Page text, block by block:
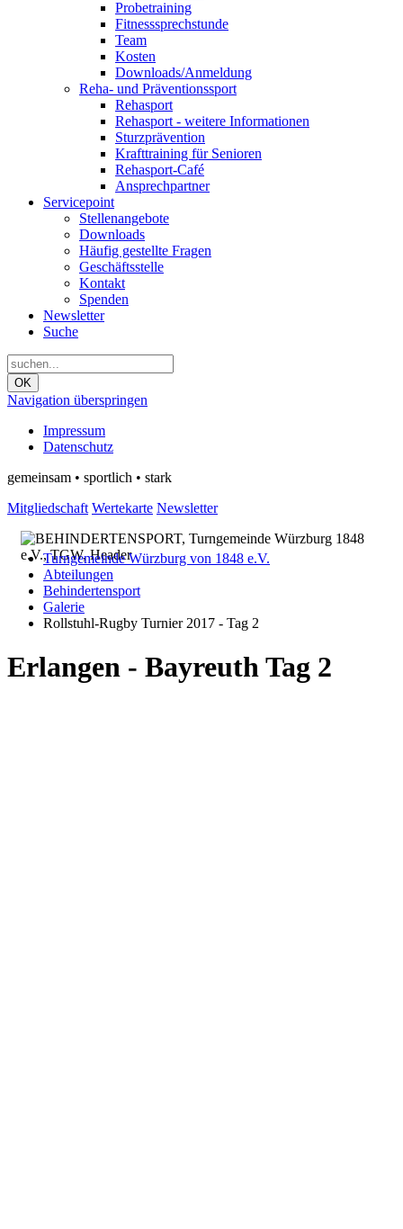
Probetraining
Fitnesssprechstunde
Team
Kosten
Downloads/Anmeldung
Reha- und Präventionssport
Rehasport
Rehasport - weitere Informationen
Sturzprävention
Krafttraining für Senioren
Rehasport-Café
Ansprechpartner
Servicepoint
Stellenangebote
Downloads
Häufig gestellte Fragen
Geschäftsstelle
Kontakt
Spenden
Newsletter
Suche
OK
Navigation überspringen
Impressum
Datenschutz
gemeinsam • sportlich • stark
Mitgliedschaft Wertekarte Newsletter
Turngemeinde Würzburg von 1848 e.V.
Abteilungen
Behindertensport
Galerie
Rollstuhl-Rugby Turnier 2017 - Tag 2
Erlangen - Bayreuth Tag 2